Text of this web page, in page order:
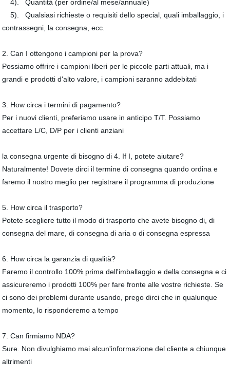
4). Quantità (per ordine/al mese/annuale)
5). Qualsiasi richieste o requisiti dello special, quali imballaggio, i
contrassegni, la consegna, ecc.
2. Can I ottengono i campioni per la prova?
Possiamo offrire i campioni liberi per le piccole parti attuali, ma i
grandi e prodotti d'alto valore, i campioni saranno addebitati
3. How circa i termini di pagamento?
Per i nuovi clienti, preferiamo usare in anticipo T/T. Possiamo
accettare L/C, D/P per i clienti anziani
la consegna urgente di bisogno di 4. If I, potete aiutare?
Naturalmente! Dovete dirci il termine di consegna quando ordina e
faremo il nostro meglio per registrare il programma di produzione
5. How circa il trasporto?
Potete scegliere tutto il modo di trasporto che avete bisogno di, di
consegna del mare, di consegna di aria o di consegna espressa
6. How circa la garanzia di qualità?
Faremo il controllo 100% prima dell'imballaggio e della consegna e ci
assicureremo i prodotti 100% per fare fronte alle vostre richieste. Se
ci sono dei problemi durante usando, prego dirci che in qualunque
momento, lo risponderemo a tempo
7. Can firmiamo NDA?
Sure. Non divulghiamo mai alcun'informazione del cliente a chiunque
altrimenti